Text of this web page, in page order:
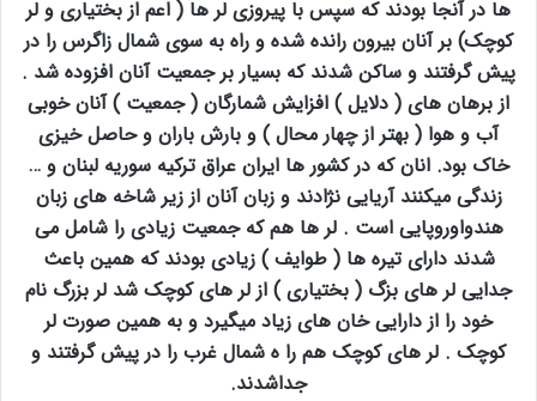
ها در آنجا بودند که سپس با پیروزی لر ها ( اعم از بختیاری و لر
کوچک) بر آنان بیرون رانده شده و راه به سوی شمال زاگرس را در
پیش گرفتند و ساکن شدند که بسیار بر جمعیت آنان افزوده شد .
از برهان های ( دلایل ) افزایش شمارگان ( جمعیت ) آنان خوبی
آب و هوا ( بهتر از چهار محال ) و بارش باران و حاصل خیزی
خاک بود. انان که در کشور ها ایران عراق ترکیه سوریه لبنان و …
زندگی میکنند آریایی نژادند و زبان آنان از زیر شاخه های زبان
هندواوروپایی است . لر ها هم که جمعیت زیادی را شامل می
شدند دارای تیره ها ( طوایف ) زیادی بودند که همین باعث
جدایی لر های بزگ ( بختیاری ) از لر های کوچک شد لر بزرگ نام
خود را از دارایی خان های زیاد میگیرد و به همین صورت لر
کوچک . لر های کوچک هم را ه شمال غرب را در پیش گرفتند و
جداشدند.